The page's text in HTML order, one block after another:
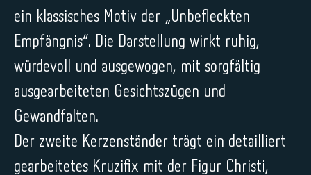
ein klassisches Motiv der „Unbefleckten
Empfängnis“. Die Darstellung wirkt ruhig,
würdevoll und ausgewogen, mit sorgfältig
ausgearbeiteten Gesichtszügen und
Gewandfalten.
Der zweite Kerzenständer trägt ein detailliert
gearbeitetes Kruzifix mit der Figur Christi,